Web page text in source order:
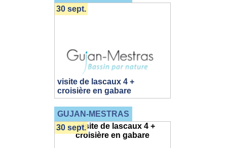
visite de lascaux 4 +
croisière en gabare
30 sept.
GUJAN-MESTRAS
30 sept.